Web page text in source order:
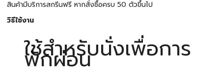
สินค้ามีบริการสกรีนฟรี หากสั่งซื้อครบ 50 ตัวขึ้นไป
วิธีใช้งาน
ใช้สำหรับนั่งเพื่อการ
พักผ่อน